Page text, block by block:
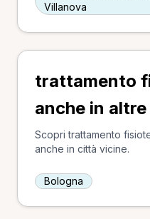
Villanova
trattamento
anche in
Scopri trattamento
anche in città vicine.
Bologna